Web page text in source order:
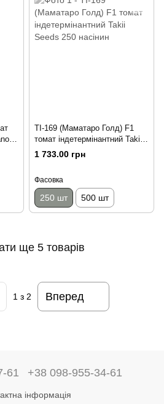
TI-169 (Маматаро Голд) F1
томат індетермінантний Takii
Seeds 250 насінин
1 733.00 грн
Фасовка
250 шт 500 шт
ще 5 товарів
1з 2 Вперед
61 +38 098-955-34-61
інформація